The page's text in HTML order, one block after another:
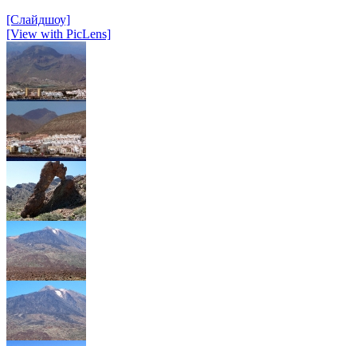
[Слайдшоу]
[View with PicLens]